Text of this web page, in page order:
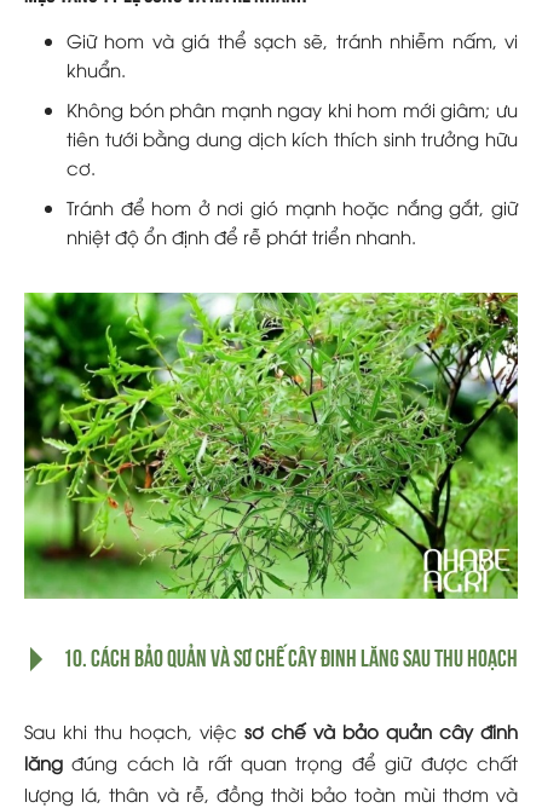
Giữ hom và giá thể sạch sẽ, tránh nhiễm nấm, vi
khuẩn.
Không bón phân mạnh ngay khi hom mới giâm; ưu
tiên tưới bằng dung dịch kích thích sinh trưởng hữu
cơ.
Tránh để hom ở nơi gió mạnh hoặc nắng gắt, giữ
nhiệt độ ổn định để rễ phát triển nhanh.
10. Cách bảo quản và sơ chế cây đinh lăng sau thu hoạch
Sau khi thu hoạch, việc sơ chế và bảo quản cây đinh
lăng đúng cách là rất quan trọng để giữ được chất
lượng lá, thân và rễ, đồng thời bảo toàn mùi thơm và